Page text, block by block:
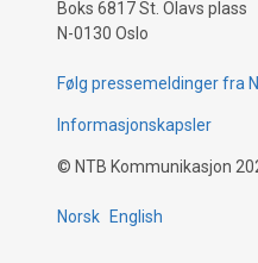
Boks 6817 St. Olavs plass
N-0130 Oslo
Følg pressemeldinger fra
Informasjonskapsler
© NTB Kommunikasjon
Norsk English